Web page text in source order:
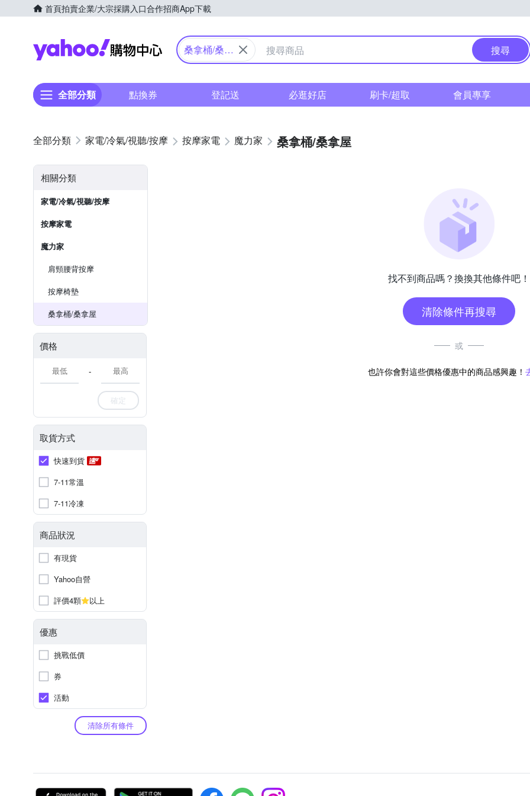
首頁拍賣企業/大宗採購入口合作招商App下載
Yahoo購物中心
桑拿桶/桑拿
搜尋
全部分類 點換券 登記送 必逛好店 刷卡/超取 會員專享
家電/冷氣/視聽/按摩 按摩家電 魔力家 桑拿桶/桑拿屋
相關分類
家電/冷氣/視聽/按摩
按摩家電
魔力家
肩頸腰背按摩
按摩椅墊
桑拿桶/桑拿屋
價格
-
確定
取貨方式
快速到貨
7-11常溫
7-11冷凍
商品狀況
有現貨
Yahoo自營
評價4顆
以上
優惠
挑戰低價
券
活動
清除所有條件
找不到商品嗎？換換其他條件吧！
清除條件再搜尋
或
也許你會對這些價格優惠中的商品感興趣！